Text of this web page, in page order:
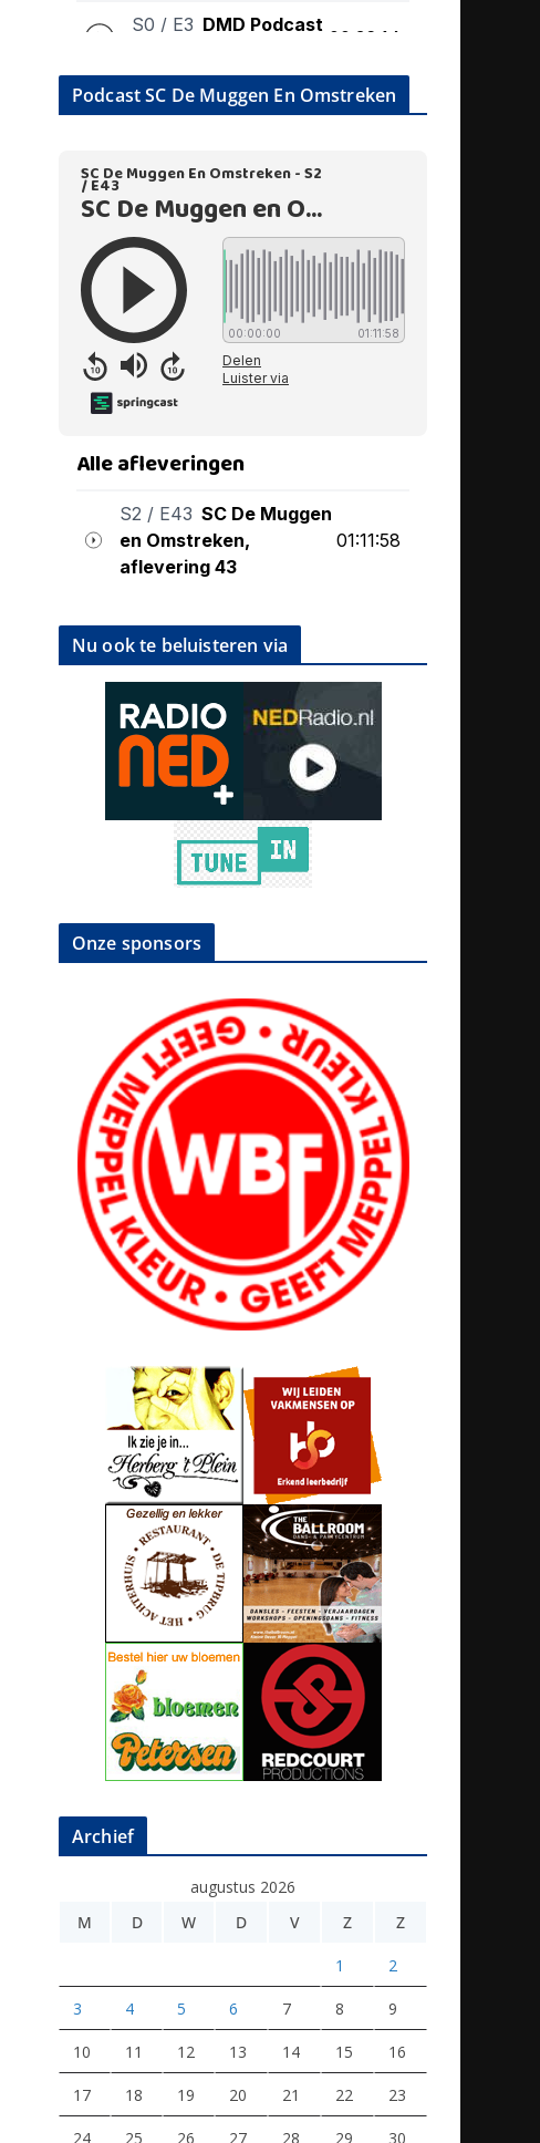
Podcast SC De Muggen En Omstreken
Nu ook te beluisteren via
Onze sponsors
Archief
augustus 2026
M
D W D V Z Z
1 2
3 4 5 6 7 8 9
10 11 12 13 14 15 16
17 18 19 20 21 22 23
24 25 26 27 28 29 30